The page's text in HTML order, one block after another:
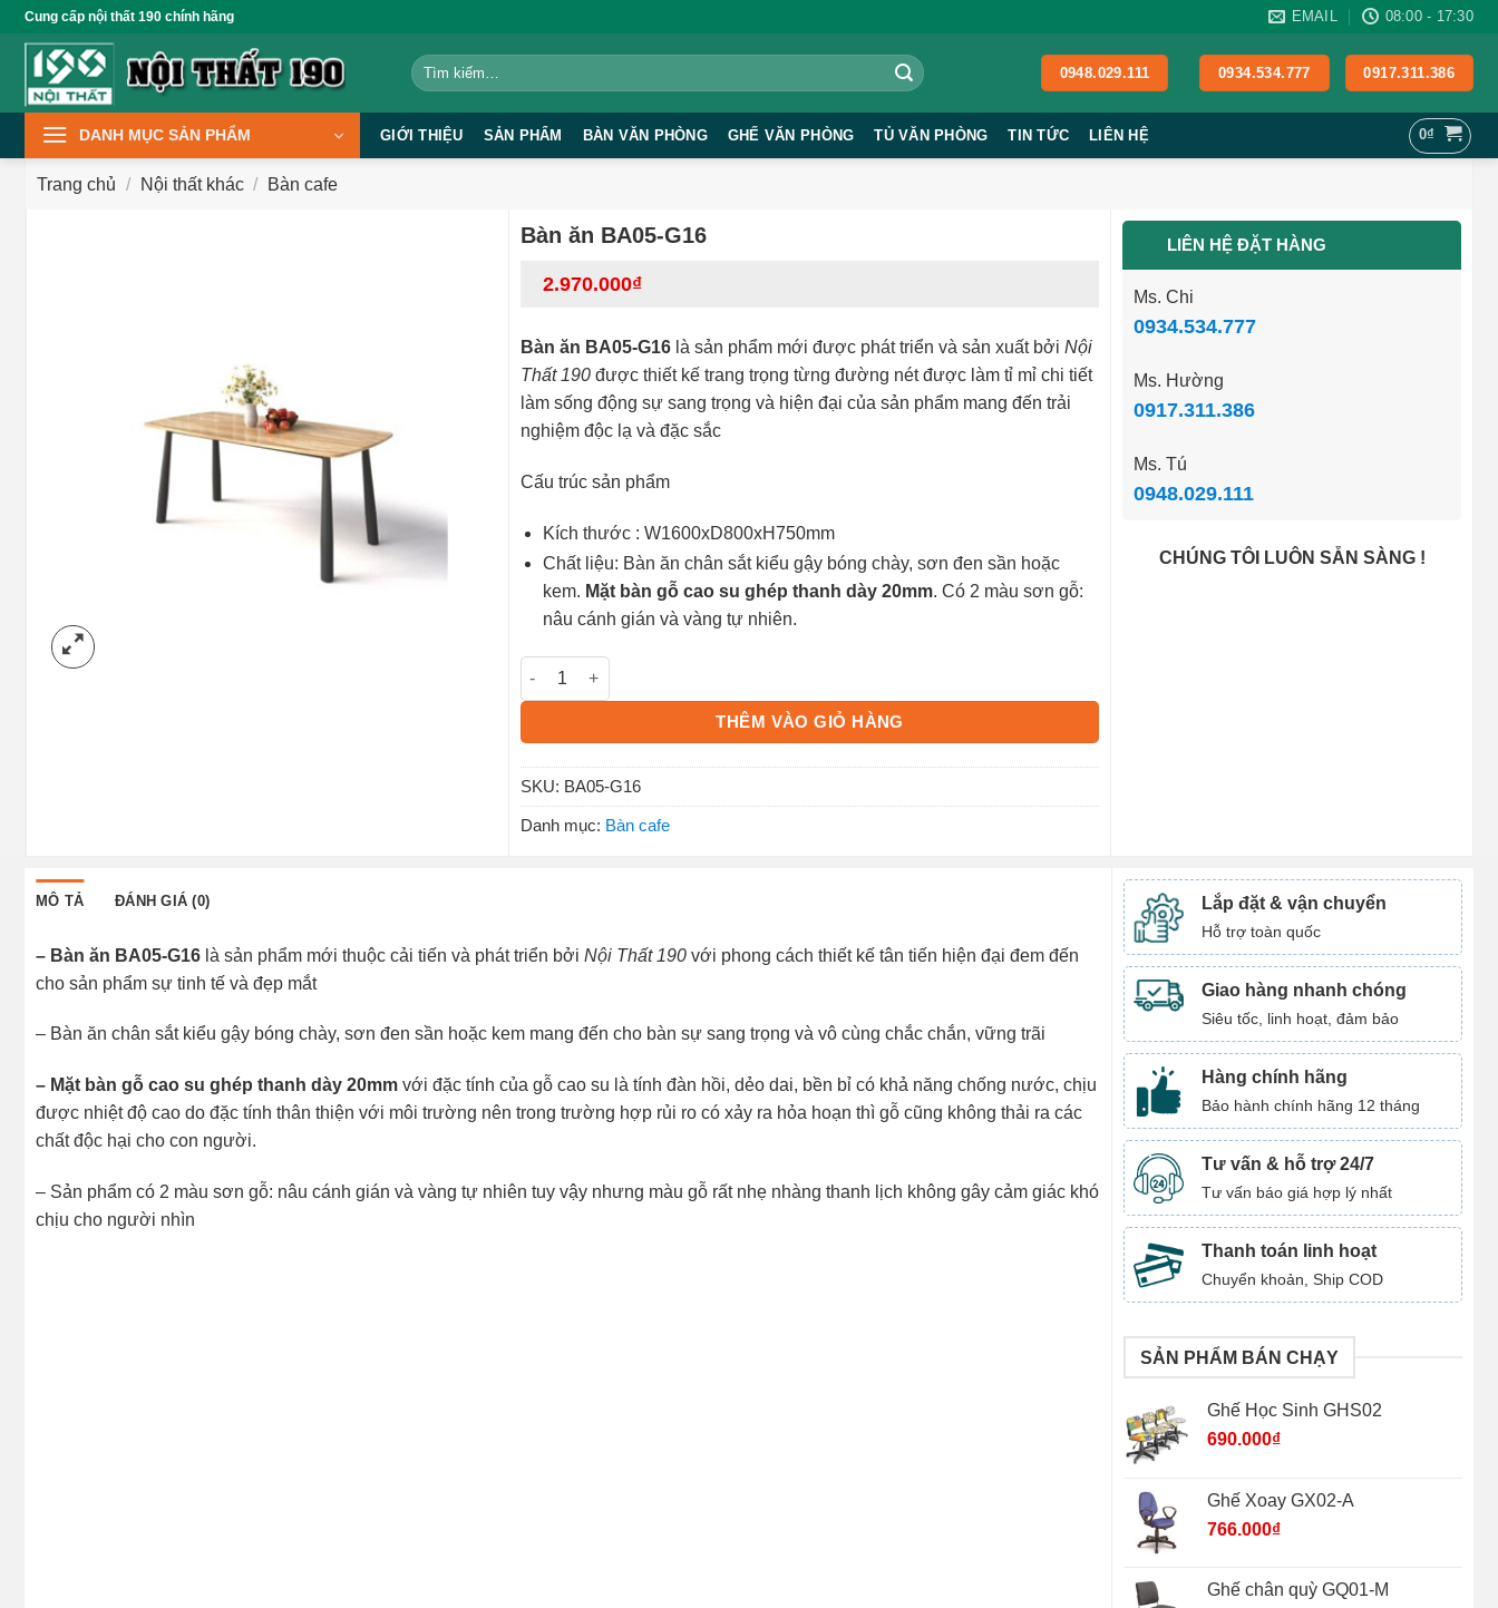
qua
dung
Cung cấp nội thất 190 chính hãng EMAIL 08:00 - 17:30
Tìm
kiếm:
0948.029.111 0934.534.777 0917.311.386
DANH MỤC SẢN PHẨM GIỚI THIỆU SẢN PHẨM BÀN VĂN PHÒNG GHẾ VĂN PHÒNG TỦ VĂN PHÒNG TIN TỨC LIÊN HỆ 0₫
Trang chủ / Nội thất khác / Bàn cafe
Bàn ăn BA05-G16
2.970.000₫
Bàn ăn BA05-G16là sản phẩm mới được phát triển và sản xuất bởi Nội
Thất 190được thiết kế trang trọng từng đường nét được làm tỉ mỉ chi tiết
làm sống động sự sang trọng và hiện đại của sản phẩm mang đến trải
nghiệm độc lạ và đặc sắc
Cấu trúc sản phẩm
Kích thước : W1600xD800xH750mm
Chất liệu: Bàn ăn chân sắt kiểu gậy bóng chày, sơn đen sần hoặc
kem. Mặt bàn gỗ cao su ghép thanh dày 20mm. Có 2 màu sơn gỗ:
nâu cánh gián và vàng tự nhiên.
Bàn ăn BA05-G16 số lượng
THÊM VÀO GIỎ HÀNG
SKU: BA05-G16
Danh mục: Bàn cafe
LIÊN HỆ ĐẶT HÀNG
Ms. Chi
0934.534.777
Ms. Hường
0917.311.386
Ms. Tú
0948.029.111
CHÚNG TÔI LUÔN SẴN SÀNG !
MÔ TẢ ĐÁNH GIÁ (0)
– Bàn ăn BA05-G16 là sản phẩm mới thuộc cải tiến và phát triển bởi Nội Thất 190 với phong cách thiết kế tân tiến hiện đại đem đến
cho sản phẩm sự tinh tế và đẹp mắt
– Bàn ăn chân sắt kiểu gậy bóng chày, sơn đen sần hoặc kem mang đến cho bàn sự sang trọng và vô cùng chắc chắn, vững trãi
– Mặt bàn gỗ cao su ghép thanh dày 20mm với đặc tính của gỗ cao su là tính đàn hồi, dẻo dai, bền bỉ có khả năng chống nước, chịu
được nhiệt độ cao do đặc tính thân thiện với môi trường nên trong trường hợp rủi ro có xảy ra hỏa hoạn thì gỗ cũng không thải ra các
chất độc hại cho con người.
– Sản phẩm có 2 màu sơn gỗ: nâu cánh gián và vàng tự nhiên tuy vậy nhưng màu gỗ rất nhẹ nhàng thanh lịch không gây cảm giác khó
chịu cho người nhìn
Lắp đặt & vận chuyển
Hỗ trợ toàn quốc
Giao hàng nhanh chóng
Siêu tốc, linh hoạt, đảm bảo
Hàng chính hãng
Bảo hành chính hãng 12 tháng
Tư vấn & hỗ trợ 24/7
Tư vấn báo giá hợp lý nhất
Thanh toán linh hoạt
Chuyển khoản, Ship COD
SẢN PHẨM BÁN CHẠY
Ghế Học Sinh GHS02
690.000₫
Ghế Xoay GX02-A
766.000₫
Ghế chân quỳ GQ01-M